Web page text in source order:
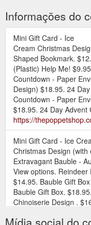
Informações do
Mini Gift Card - Ice
Cream Christmas
Shaped Bookmark.
(Plastic) Help Me!
Countdown - Paper
Design) $18.95. 24
Countdown - Paper
$18.95. 24 Day Advent
https://
Mini Gift Card - Ice
Christmas Design
Extravagant Bauble -
View options.
$14.95. Bauble Gift
Bauble Gift Box.
Chinoiserie Design .
https://
Mídia social do